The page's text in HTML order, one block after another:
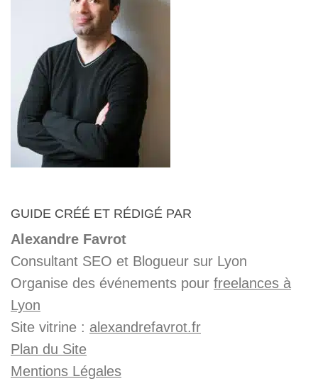
GUIDE CRÉÉ ET RÉDIGÉ PAR
Alexandre Favrot
Consultant SEO et Blogueur sur Lyon
Organise des événements pour freelances à
Lyon
Site vitrine : alexandrefavrot.fr
Plan du Site
Mentions Légales